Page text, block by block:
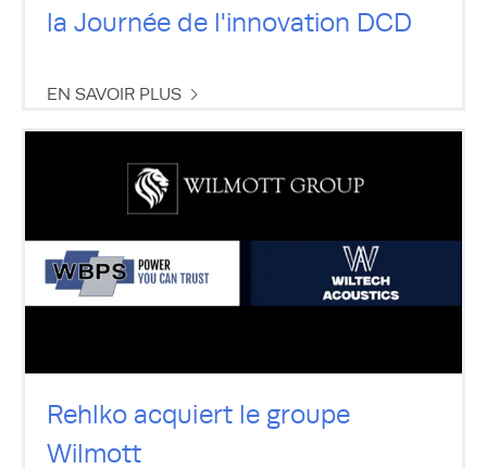
la Journée de l'innovation DCD
EN SAVOIR PLUS
Rehlko acquiert le groupe
Wilmott